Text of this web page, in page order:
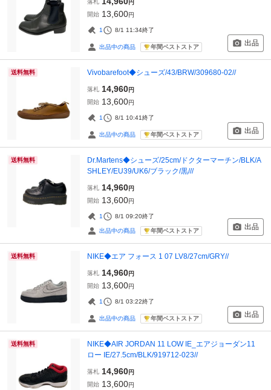
円
開始 13,600円
1 8/1 11:34終了
出品中の商品 年間ベストストア 出品
送料無料 Vivobarefoot◆シューズ/43/BRW/309680-02//
落札 14,960円
開始 13,600円
1 8/1 10:41終了
出品中の商品 年間ベストストア 出品
送料無料
Dr.Martens◆シューズ/25cm/ドクターマーチン/BLK/A
SHLEY/EU39/UK6/ブラック/黒///
落札 14,960円
開始 13,600円
1 8/1 09:20終了
出品中の商品 年間ベストストア 出品
送料無料 NIKE◆エア フォース 1 07 LV8/27cm/GRY//
落札 14,960円
開始 13,600円
1 8/1 03:22終了
出品中の商品 年間ベストストア 出品
送料無料
NIKE◆AIR JORDAN 11 LOW IE_エアジョーダン11
ロー IE/27.5cm/BLK/919712-023//
落札 14,960円
開始 13,600円